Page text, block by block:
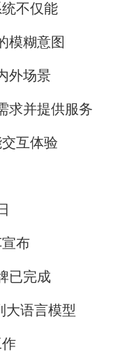
不仅能
模糊意图
外场景
求并提供服务
互体验
布
已完成
大语言模型